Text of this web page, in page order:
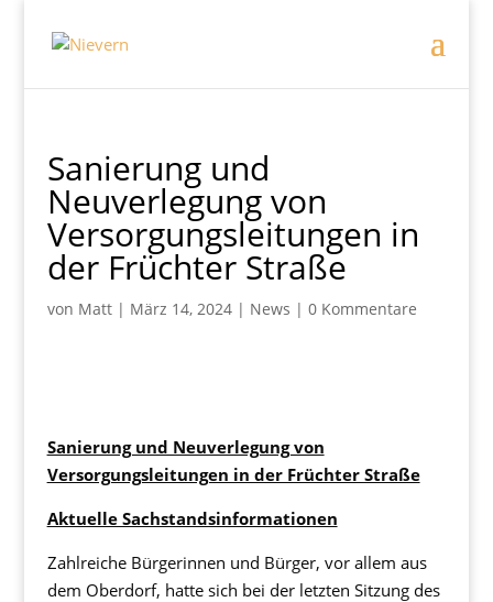
Sanierung und
Neuverlegung von
Versorgungsleitungen in
der Früchter Straße
von Matt| März 14, 2024| News | 0 Kommentare
Sanierung und Neuverlegung von
Versorgungsleitungen in der Früchter Straße
Aktuelle Sachstandsinformationen
Zahlreiche Bürgerinnen und Bürger, vor allem aus
dem Oberdorf, hatte sich bei der letzten Sitzung des